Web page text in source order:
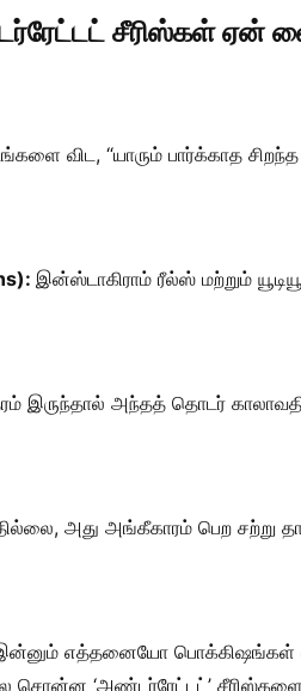
சீரிஸ்கள் ஏன்
விட, “யாரும் பார்க்காத
இன்ஸ்டாகிராம் ரீல்ஸ் மற்றும்
இருந்தால் அந்தத் தொடர்
அது அங்கீகாரம் பெற சற்று
இன்னும் எத்தனையோ
சொன்ன ‘அண்டர்ரேட்டட்’